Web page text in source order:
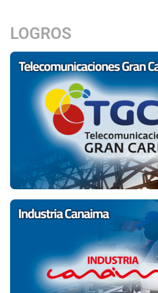
LOGROS